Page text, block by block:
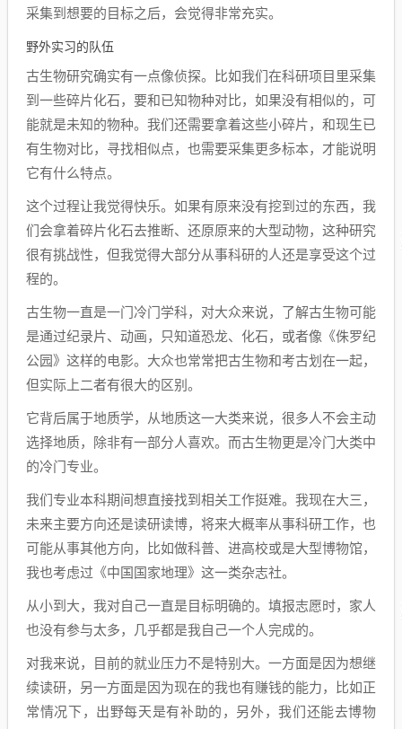
采集到想要的目标之后，会觉得非常充实。
野外实习的队伍
古生物研究确实有一点像侦探。比如我们在科研项目里采集
到一些碎片化石，要和已知物种对比，如果没有相似的，可
能就是未知的物种。我们还需要拿着这些小碎片，和现生已
有生物对比，寻找相似点，也需要采集更多标本，才能说明
它有什么特点。
这个过程让我觉得快乐。如果有原来没有挖到过的东西，我
们会拿着碎片化石去推断、还原原来的大型动物，这种研究
很有挑战性，但我觉得大部分从事科研的人还是享受这个过
程的。
古生物一直是一门冷门学科，对大众来说，了解古生物可能
是通过纪录片、动画，只知道恐龙、化石，或者像《侏罗纪
公园》这样的电影。大众也常常把古生物和考古划在一起，
但实际上二者有很大的区别。
它背后属于地质学，从地质这一大类来说，很多人不会主动
选择地质，除非有一部分人喜欢。而古生物更是冷门大类中
的冷门专业。
我们专业本科期间想直接找到相关工作挺难。我现在大三，
未来主要方向还是读研读博，将来大概率从事科研工作，也
可能从事其他方向，比如做科普、进高校或是大型博物馆，
我也考虑过《中国国家地理》这一类杂志社。
从小到大，我对自己一直是目标明确的。填报志愿时，家人
也没有参与太多，几乎都是我自己一个人完成的。
对我来说，目前的就业压力不是特别大。一方面是因为想继
续读研，另一方面是因为现在的我也有赚钱的能力，比如正
常情况下，出野每天是有补助的，另外，我们还能去博物